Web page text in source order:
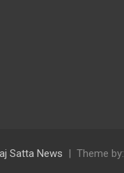
Satta News Theme by: